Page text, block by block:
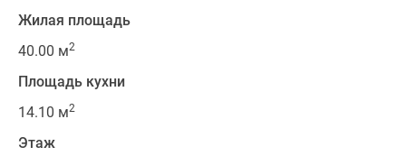
Жилая площадь
40.00 м2
Площадь кухни
14.10 м2
Этаж